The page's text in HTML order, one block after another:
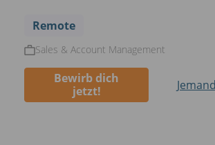
Remote
Sales & Account Management
Bewirb dich
jetzt!